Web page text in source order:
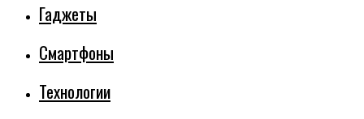
Гаджеты
Смартфоны
Технологии